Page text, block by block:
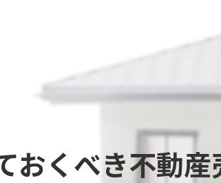
おくべき不動